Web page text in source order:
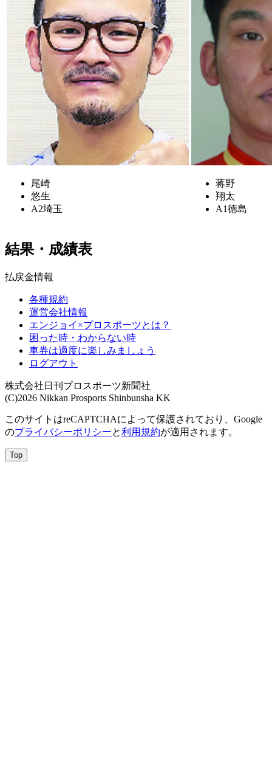
尾崎
悠生
A2埼玉
蒋野
翔太
A1徳島
結果・成績表
払戻金情報
各種規約
運営会社情報
エンジョイ×プロスポーツとは？
困った時・わからない時
車券は適度に楽しみましょう
ログアウト
株式会社日刊プロスポーツ新聞社
(C)2026 Nikkan Prosports Shinbunsha KK
このサイトはreCAPTCHAによって保護されており、Google
のプライバシーポリシーと利用規約が適用されます。
Top